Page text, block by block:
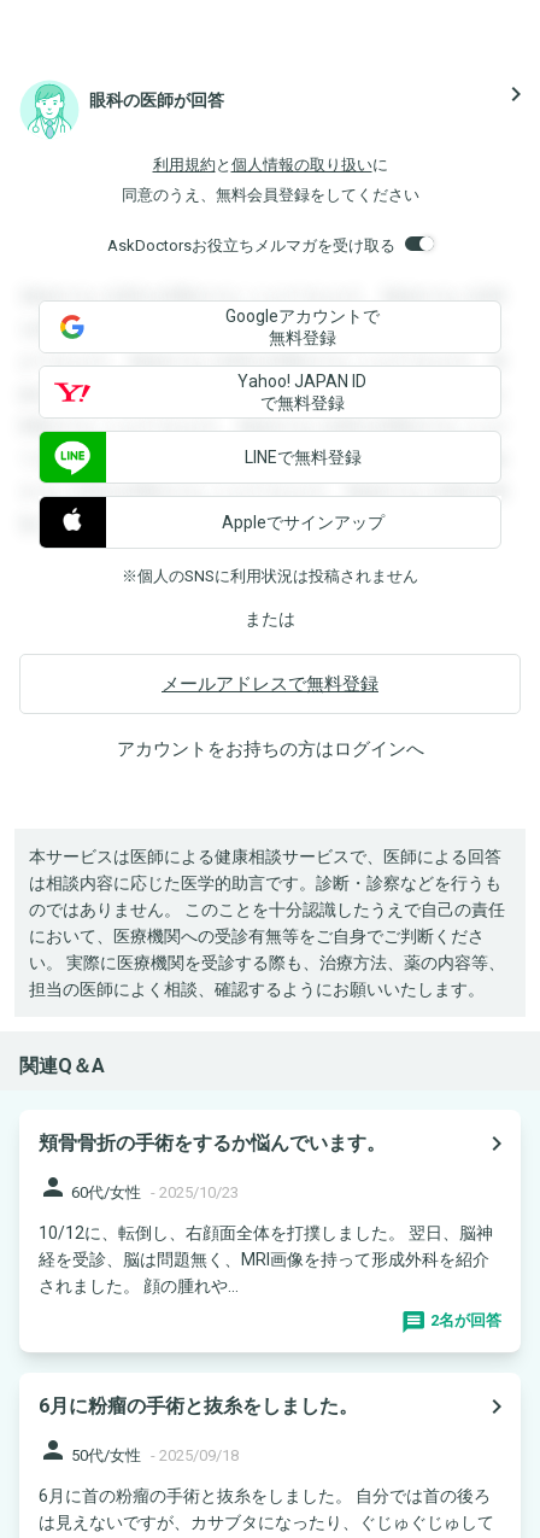
眼科の医師が回答 navigate_next
利用規約 と 個人情報の取り扱いに
同意のうえ、無料会員登録をしてください
AskDoctorsお役立ちメルマガを受け取る
登録すると回答を閲覧することができます。登録すると回答
を閲覧することができます。登録すると回答を閲覧すること
ができます。登録すると回答を閲覧することができます。登
録すると回答を閲覧することができます。登録すると回答を
閲覧することができます。登録すると回答を閲覧することが
できます。登録すると回答を閲覧することができます。登録
すると回答を閲覧することができます。登録すると回答を閲
覧することができます。
Googleアカウントで
無料登録
Yahoo! JAPAN ID
で無料登録
LINEで無料登録
Appleでサインアップ
※個人のSNSに利用状況は投稿されません
または
メールアドレスで無料登録
アカウントをお持ちの方はログインへ
本サービスは医師による健康相談サービスで、医師による回答
は相談内容に応じた医学的助言です。診断・診察などを行うも
のではありません。 このことを十分認識したうえで自己の責任
において、医療機関への受診有無等をご自身でご判断くださ
い。 実際に医療機関を受診する際も、治療方法、薬の内容等、
担当の医師によく相談、確認するようにお願いいたします。
関連Q＆A
頬骨骨折の手術をするか悩んでいます。
navigate_next
person 60代/女性 - 2025/10/23
10/12に、転倒し、右顔面全体を打撲しました。 翌日、脳神
経を受診、脳は問題無く、MRI画像を持って形成外科を紹介
されました。 顔の腫れや...
2名が回答
6月に粉瘤の手術と抜糸をしました。
navigate_next
person 50代/女性 - 2025/09/18
6月に首の粉瘤の手術と抜糸をしました。 自分では首の後ろ
は見えないですが、カサブタになったり、ぐじゅぐじゅして